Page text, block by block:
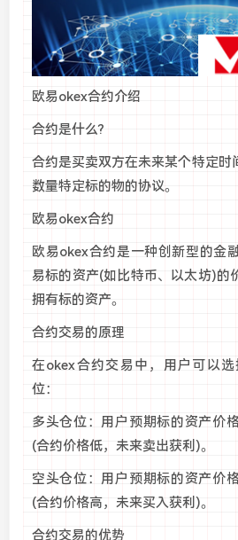
欧易okex合约介绍
合约是什么?
合约是买卖双方在未来某个特定时
数量特定标的物的协议。
欧易okex合约
欧易okex合约是一种创新型的金
易标的资产(如比特币、以太坊)的
拥有标的资产。
合约交易的原理
在okex合约交易中，用户可以
位：
多头仓位：用户预期标的资产价
(合约价格低，未来卖出获利)。
空头仓位：用户预期标的资产价
(合约价格高，未来买入获利)。
合约交易的优势